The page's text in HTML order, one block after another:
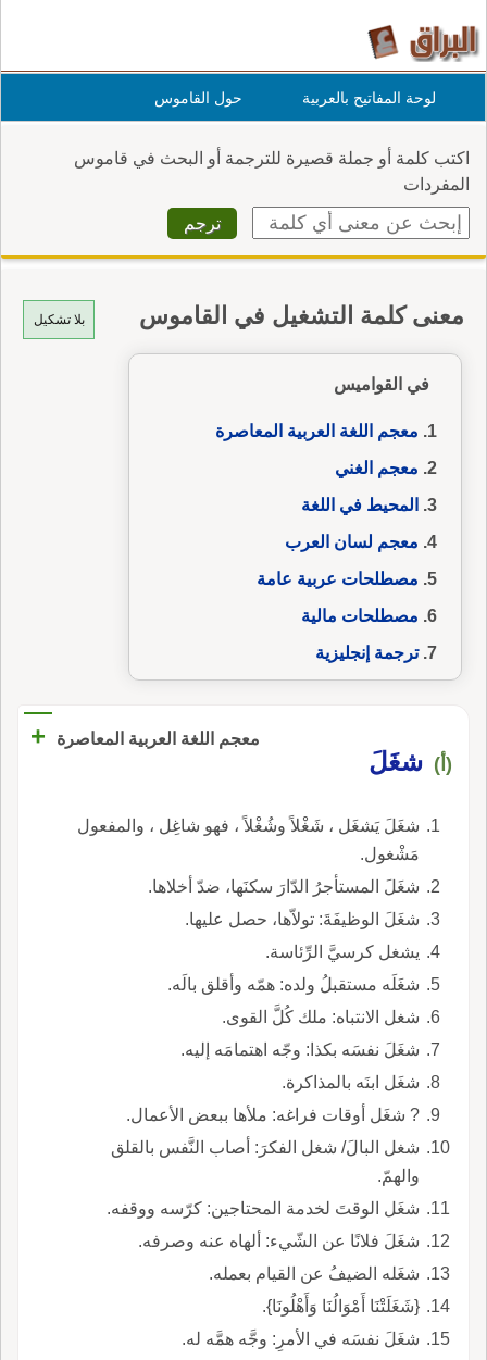
لوحة المفاتيح بالعربية حول القاموس
اكتب كلمة أو جملة قصيرة للترجمة أو البحث في قاموس
المفردات
بلا تشكيل معنى كلمة التشغيل في القاموس
في القواميس
معجم اللغة العربية المعاصرة
معجم الغني
المحيط في اللغة
معجم لسان العرب
مصطلحات عربية عامة
مصطلحات مالية
ترجمة إنجليزية
معجم اللغة العربية المعاصرة +
(أ) شغَلَ
شغَلَ يَشغَل ، شَغْلاً وشُغْلاً ، فهو شاغِل ، والمفعول
مَشْغول.
شغَلَ المستأجرُ الدّارَ سكنَها، ضدّ أخلاها.
شغَلَ الوظيفَةَ: تولاّها، حصل عليها.
يشغل كرسيَّ الرِّئاسة.
شغَلَه مستقبلُ ولده: همّه وأقلق بالَه.
شغل الانتباه: ملك كُلَّ القوى.
شغَلَ نفسَه بكذا: وجّه اهتمامَه إليه.
شغَل ابنَه بالمذاكرة.
? شغَل أوقات فراغه: ملأها ببعض الأعمال.
شغل البالَ/ شغل الفكرَ: أصاب النَّفس بالقلق
والهمّ.
شغَل الوقتَ لخدمة المحتاجين: كرّسه ووقفه.
شغَلَ فلانًا عن الشّيء: ألهاه عنه وصرفه.
شغَله الضيفُ عن القيام بعمله.
{شَغَلَتْنَا أَمْوَالُنَا وَأَهْلُونَا}.
شغَلَ نفسَه في الأمرِ: وجَّه همَّه له.